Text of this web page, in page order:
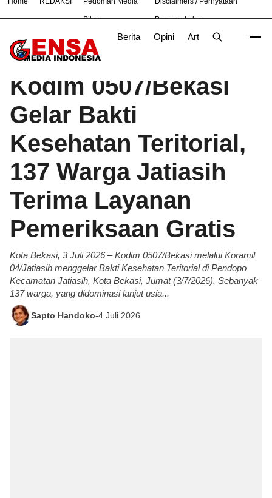
Siber Penyangkalan
Berita Opini Artikel
# Bandung Bekasi Hukum Nasional News TNI
Beranda/Berita
Kodim 0507/Bekasi
Gelar Bakti
Kesehatan Teritorial,
137 Warga Jatiasih
Terima Layanan
Pemeriksaan Gratis
Kota Bekasi, 3 Juli 2026 – Kodim 0507/Bekasi melalui Koramil
04/Jatiasih menggelar Bakti Kesehatan Teritorial di Pendopo
Kecamatan Jatiasih, Kota Bekasi, Jumat (3/7/2026). Sebanyak
137 warga, yang didominasi lanjut usia...
Sapto Handoko-4 Juli 2026